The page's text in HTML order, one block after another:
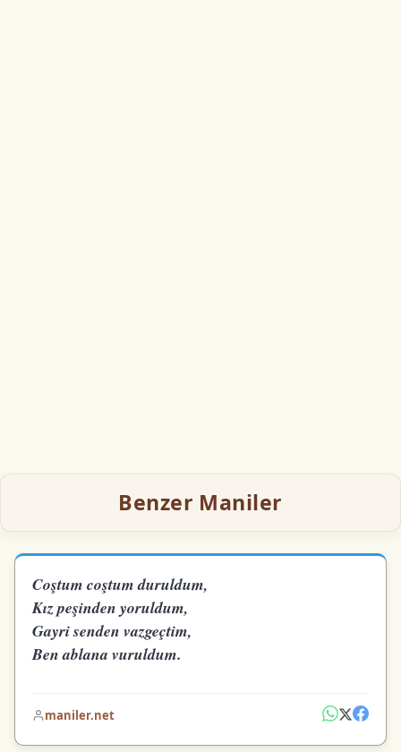
Benzer Maniler
Coştum coştum duruldum,
Kız peşinden yoruldum,
Gayri senden vazgeçtim,
Ben ablana vuruldum.
maniler.net